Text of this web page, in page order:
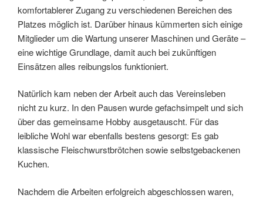
komfortablerer Zugang zu verschiedenen Bereichen des
Platzes möglich ist. Darüber hinaus kümmerten sich einige
Mitglieder um die Wartung unserer Maschinen und Geräte –
eine wichtige Grundlage, damit auch bei zukünftigen
Einsätzen alles reibungslos funktioniert.
Natürlich kam neben der Arbeit auch das Vereinsleben
nicht zu kurz. In den Pausen wurde gefachsimpelt und sich
über das gemeinsame Hobby ausgetauscht. Für das
leibliche Wohl war ebenfalls bestens gesorgt: Es gab
klassische Fleischwurstbrötchen sowie selbstgebackenen
Kuchen.
Nachdem die Arbeiten erfolgreich abgeschlossen waren,